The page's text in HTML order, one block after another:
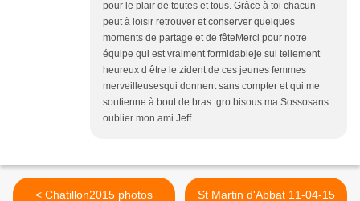
pour le plair de toutes et tous. Grâce à toi chacun
peut à loisir retrouver et conserver quelques
moments de partage et de fêteMerci pour notre
équipe qui est vraiment formidableje sui tellement
heureux d être le zident de ces jeunes femmes
merveilleusesqui donnent sans compter et qui me
soutienne à bout de bras. gro bisous ma Sossosans
oublier mon ami Jeff
< Chatillon2015 photos
St Martin d'Abbat 11-04-15